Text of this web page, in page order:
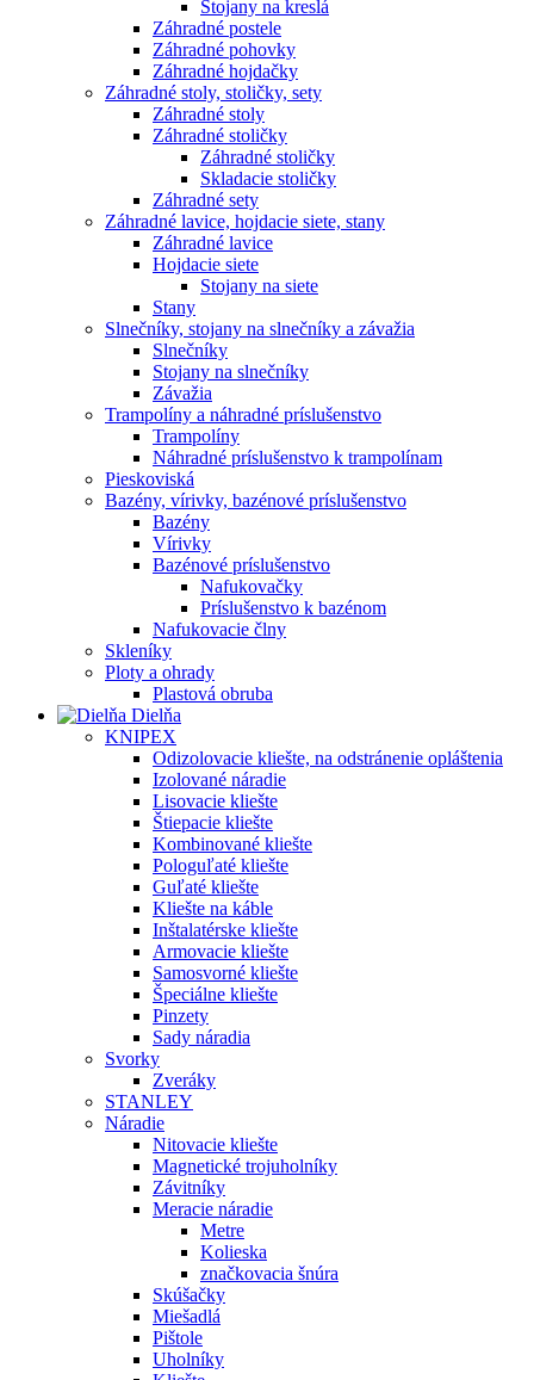
Stojany na kreslá
Záhradné postele
Záhradné pohovky
Záhradné hojdačky
Záhradné stoly, stoličky, sety
Záhradné stoly
Záhradné stoličky
Záhradné stoličky
Skladacie stoličky
Záhradné sety
Záhradné lavice, hojdacie siete, stany
Záhradné lavice
Hojdacie siete
Stojany na siete
Stany
Slnečníky, stojany na slnečníky a závažia
Slnečníky
Stojany na slnečníky
Závažia
Trampolíny a náhradné príslušenstvo
Trampolíny
Náhradné príslušenstvo k trampolínam
Pieskoviská
Bazény, vírivky, bazénové príslušenstvo
Bazény
Vírivky
Bazénové príslušenstvo
Nafukovačky
Príslušenstvo k bazénom
Nafukovacie člny
Skleníky
Ploty a ohrady
Plastová obruba
Dielňa
KNIPEX
Odizolovacie kliešte, na odstránenie opláštenia
Izolované náradie
Lisovacie kliešte
Štiepacie kliešte
Kombinované kliešte
Pologuľaté kliešte
Guľaté kliešte
Kliešte na káble
Inštalatérske kliešte
Armovacie kliešte
Samosvorné kliešte
Špeciálne kliešte
Pinzety
Sady náradia
Svorky
Zveráky
STANLEY
Náradie
Nitovacie kliešte
Magnetické trojuholníky
Závitníky
Meracie náradie
Metre
Kolieska
značkovacia šnúra
Skúšačky
Miešadlá
Pištole
Uholníky